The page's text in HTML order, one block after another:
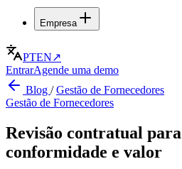
Empresa
PTEN↗
EntrarAgende uma demo
Blog /Gestão de Fornecedores
Gestão de Fornecedores
Revisão contratual
conformidade e valor